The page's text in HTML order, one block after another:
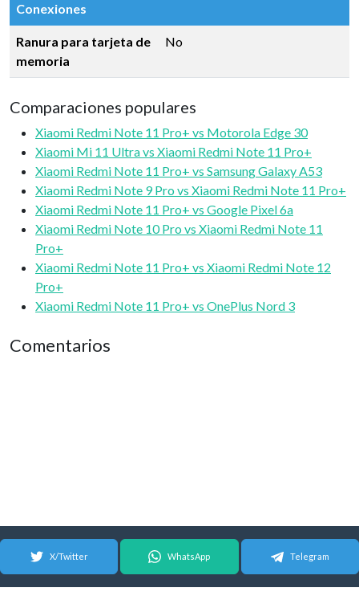
Conexiones
Ranura para tarjeta de
memoria
No
Comparaciones populares
Xiaomi Redmi Note 11 Pro+ vs Motorola Edge 30
Xiaomi Mi 11 Ultra vs Xiaomi Redmi Note 11 Pro+
Xiaomi Redmi Note 11 Pro+ vs Samsung Galaxy A53
Xiaomi Redmi Note 9 Pro vs Xiaomi Redmi Note 11 Pro+
Xiaomi Redmi Note 11 Pro+ vs Google Pixel 6a
Xiaomi Redmi Note 10 Pro vs Xiaomi Redmi Note 11
Pro+
Xiaomi Redmi Note 11 Pro+ vs Xiaomi Redmi Note 12
Pro+
Xiaomi Redmi Note 11 Pro+ vs OnePlus Nord 3
Comentarios
X/Twitter WhatsApp Telegram